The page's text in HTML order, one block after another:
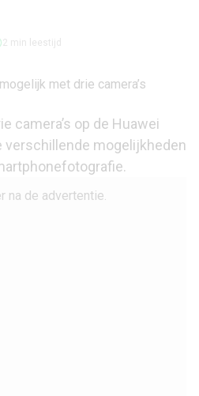
2 min leestijd
camera’s op de Huawei
verschillende mogelijkheden
na de advertentie.